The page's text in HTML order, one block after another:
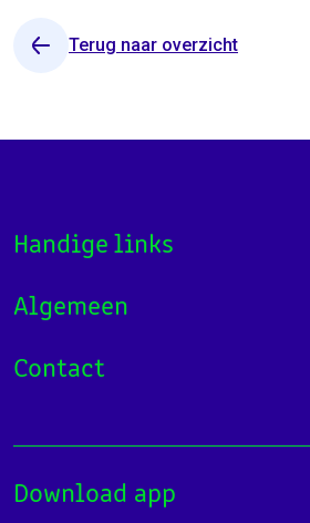
Terug naar overzicht
Handige links
Algemeen
Contact
Download app